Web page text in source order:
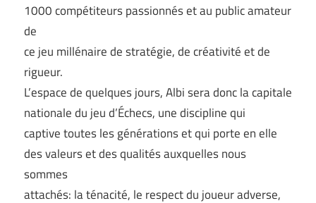
1000 compétiteurs passionnés et au public amateur
de
ce jeu millénaire de stratégie, de créativité et de
rigueur.
L’espace de quelques jours, Albi sera donc la capitale
nationale du jeu d’Échecs, une discipline qui
captive toutes les générations et qui porte en elle
des valeurs et des qualités auxquelles nous
sommes
attachés: la ténacité, le respect du joueur adverse,